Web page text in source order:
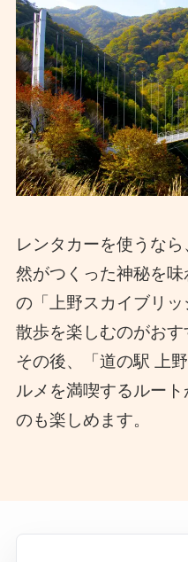
レンタカーを使うな
然がつくった神秘を味
の「上野スカイブリ
散歩を楽しむのがおす
その後、「道の駅 上
ルメを満喫するルー
のも楽しめます。